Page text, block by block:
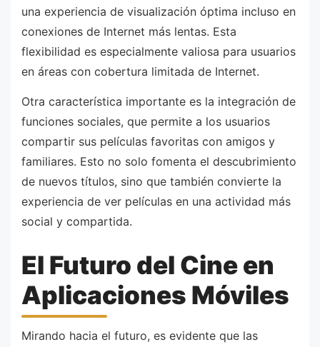
una experiencia de visualización óptima incluso en
conexiones de Internet más lentas. Esta
flexibilidad es especialmente valiosa para usuarios
en áreas con cobertura limitada de Internet.
Otra característica importante es la integración de
funciones sociales, que permite a los usuarios
compartir sus películas favoritas con amigos y
familiares. Esto no solo fomenta el descubrimiento
de nuevos títulos, sino que también convierte la
experiencia de ver películas en una actividad más
social y compartida.
El Futuro del Cine en
Aplicaciones Móviles
Mirando hacia el futuro, es evidente que las